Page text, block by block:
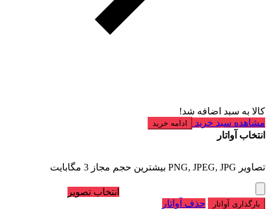
کالا به سبد اضافه شد!
مشاهده سبد خرید
ادامه خرید
انتخاب آواتار
تصاویر PNG, JPEG, JPG بیشترین حجم مجاز 3 مگابایت
انتخاب تصویر
بارگذاری آواتار حذف آواتار